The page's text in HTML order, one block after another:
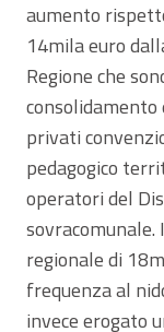
aumento
14mila euro
Regione che
consolidamento
privati
pedagogico
operatori del
regionale di
frequenza al
invece erogato